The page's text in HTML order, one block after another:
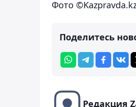
Фото
Поделитесь
Редакция